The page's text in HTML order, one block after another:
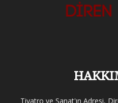
Tiyatro ve Sanat'ın Adresi,